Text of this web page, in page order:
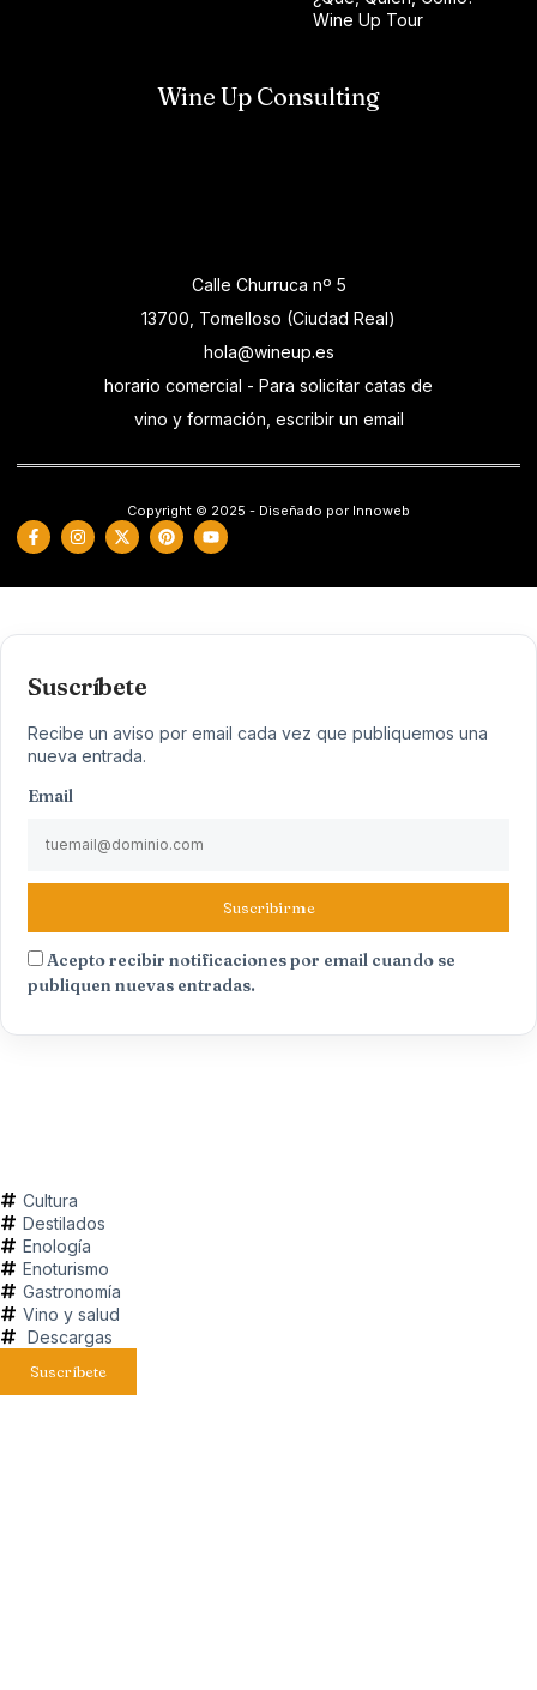
Wine Up Tour
Wine Up Consulting
Calle Churruca nº 5
13700, Tomelloso (Ciudad Real)
hola@wineup.es
horario comercial - Para solicitar catas de
vino y formación, escribir un email
Copyright © 2025 - Diseñado por Innoweb
Suscríbete
Recibe un aviso por email cada vez que publiquemos una
nueva entrada.
Email
Suscribirme
Acepto recibir notificaciones por email cuando se
publiquen nuevas entradas.
Cultura
Destilados
Enología
Enoturismo
Gastronomía
Vino y salud
Descargas
Suscríbete